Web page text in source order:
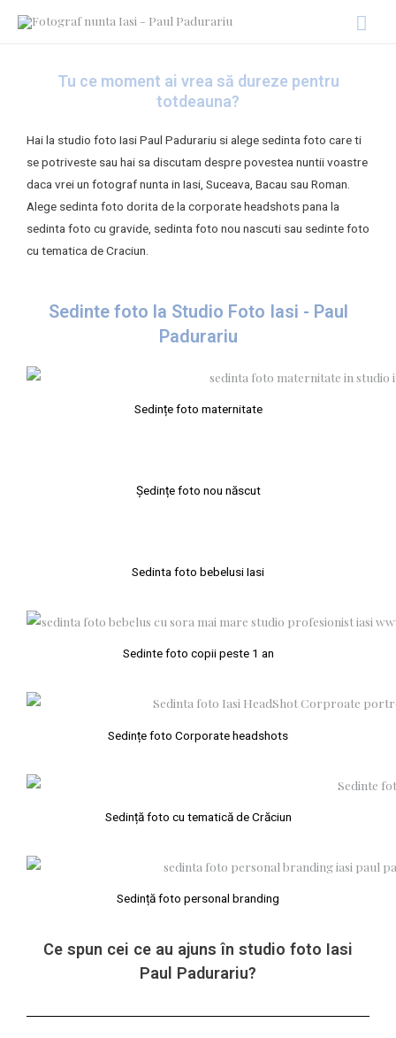
Tu ce moment ai vrea să dureze pentru
totdeauna?
Hai la studio foto Iasi Paul Padurariu si alege sedinta foto care ti
se potriveste sau hai sa discutam despre povestea nuntii voastre
daca vrei un fotograf nunta in Iasi, Suceava, Bacau sau Roman.
Alege sedinta foto dorita de la corporate headshots pana la
sedinta foto cu gravide, sedinta foto nou nascuti sau sedinte foto
cu tematica de Craciun.
Sedinte foto la Studio Foto Iasi - Paul
Padurariu
Sedințe foto maternitate
Ședințe foto nou născut
Sedinta foto bebelusi Iasi
Sedinte foto copii peste 1 an
Sedințe foto Corporate headshots
Sedință foto cu tematică de Crăciun
Sedință foto personal branding
Ce spun cei ce au ajuns în studio foto Iasi
Paul Padurariu?